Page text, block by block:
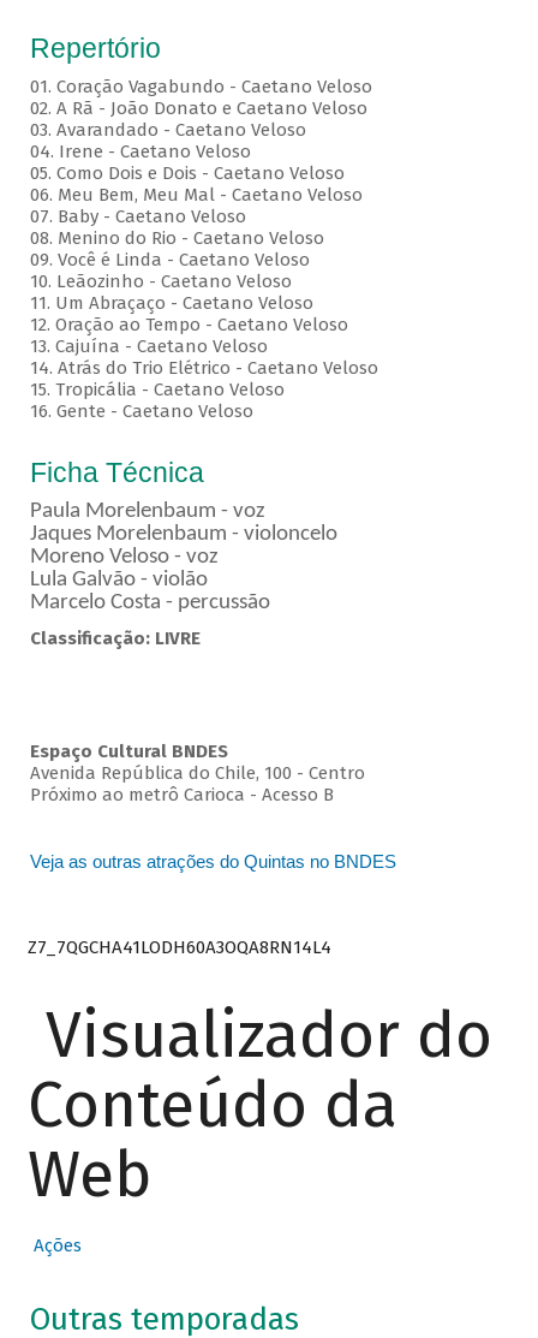
Repertório
01. Coração Vagabundo - Caetano Veloso
02. A Rã - João Donato e Caetano Veloso
03. Avarandado - Caetano Veloso
04. Irene - Caetano Veloso
05. Como Dois e Dois - Caetano Veloso
06. Meu Bem, Meu Mal - Caetano Veloso
07. Baby - Caetano Veloso
08. Menino do Rio - Caetano Veloso
09. Você é Linda - Caetano Veloso
10. Leãozinho - Caetano Veloso
11. Um Abraçaço - Caetano Veloso
12. Oração ao Tempo - Caetano Veloso
13. Cajuína - Caetano Veloso
14. Atrás do Trio Elétrico - Caetano Veloso
15. Tropicália - Caetano Veloso
16. Gente - Caetano Veloso
Ficha Técnica
Paula Morelenbaum - voz
Jaques Morelenbaum - violoncelo
Moreno Veloso - voz
Lula Galvão - violão
Marcelo Costa - percussão
Classificação: LIVRE
Espaço Cultural BNDES
Avenida República do Chile, 100 - Centro
Próximo ao metrô Carioca - Acesso B
Veja as outras atrações do Quintas no BNDES
Z7_7QGCHA41LODH60A3OQA8RN14L4
Visualizador do
Conteúdo da
Web
Ações
Outras temporadas